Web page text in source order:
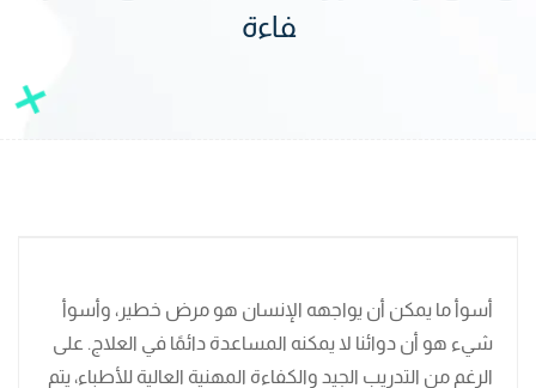
فاءة
أسوأ ما يمكن أن يواجهه الإنسان هو مرض خطير، وأسوأ
شيء هو أن دوائنا لا يمكنه المساعدة دائمًا في العلاج. على
الرغم من التدريب الجيد والكفاءة المهنية العالية للأطباء، يتم